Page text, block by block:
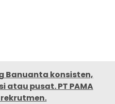
Banuanta konsisten,
atau pusat. PT PAMA